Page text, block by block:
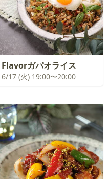
Flavorガパオライス
6/17 (火) 19:00〜20:00